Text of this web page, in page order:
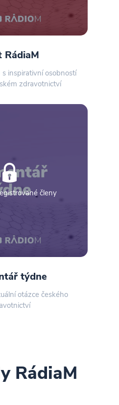
RádiaM
s inspirativní osobností
zdravotnictví
členy
týdne
otázce českého
RádiaM